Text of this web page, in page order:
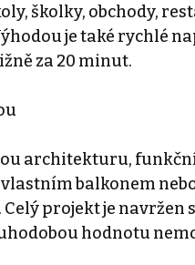
školky, obchody,
je také rychlé
za 20 minut.
architekturu,
balkonem
projekt je navržen
hodnotu